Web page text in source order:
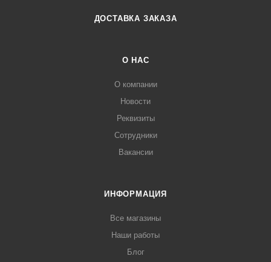
ДОСТАВКА ЗАКАЗА
О НАС
О компании
Новости
Реквизиты
Сотрудники
Вакансии
ИНФОРМАЦИЯ
Все магазины
Наши работы
Блог